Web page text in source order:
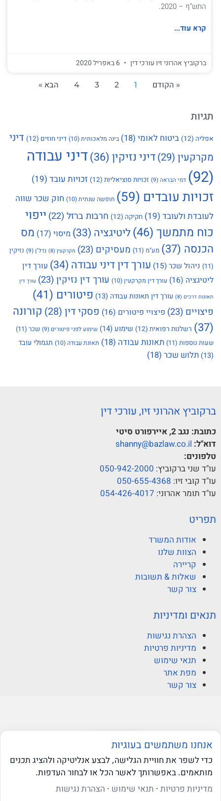
התש"ף – 2020.
קרא עוד...
ברקוביץ אהרוני זיו עורכי דין
« הקודם 1
2
3
4 הבא »
תגיות
אפליה (12) ביטוח לאומי (18) בינה מלאכותית(10) דיני חוזים (12)
דיני
מקרקעין (29) דיני נזיקין (36)
דיני עבודה
(92)
דמי הבראה(9) זכויות סוציאליות (12) זכויות עובד (19)
זכויות עובדים (59) חופשה שנתית(10)
חוק שכר שווה
לעובדת ולעובד (19) חקיקה (12) חרבות ברזל (22)
ייפוי
כוח מתמשך (46) ליטיגציה (33) מיסוי (17)
מס
הכנסה (37) מע"מ (11) מעסיקים (23) מקרקעין (8) נדל"ן(9)
נזיקין
(11)
ניהול שכר(15) עורך דין דיני עבודה (34)
עורך דין
ליטיגציה (16) עורך דין מקרקעין(10) עורך דין נזיקין(23) עורך דין
תאונות דרכים (8) עורך דין תאונות עבודה (13) פיטורים (41)
פיצויים (23) פיצויי פיטורים (16) פסקי דין (28)
קורונה
(37)
רשלנות רפואית (12) שימוע(14) שימוע לפני פיטורים (9) שכר (11)
שעות נוספות (11) תאונות עבודה (18) תאונת עבודה (10)
תגמולי עובד
(13)
תלוש שכר (18)
ברקוביץ אהרוני זיו, עורכי דין
כתובת: נגב 2, איירפורט סיטי
דוא"ל: shanny@bazlaw.co.il
טלפונים:
עו"ד שני ברקוביץ: 050-942-2000
עו"ד קובי זיו: 050-655-4368
עו"ד תומר אהרוני: 054-426-4017
תפריט
אודות המשרד
הצוות שלנו
קריירה
שאלות & תשובות
צור קשר
תנאים ומדיניות
הצהרת נגישות
מדיניות פרטיות
תנאי שימוש
מפת אתר
צור קשר
© ברקוביץ אהרוני זיו
אנחנו משתמשים בעוגיות
כדי לשפר את חוויית הגלישה, לבצע אנליטיקה ולהציג תכנים
מותאמים. באפשרותך לאשר הכל או לבחור העדפות.
מדיניות פרטיות · תנאי שימוש · הצהרת נגישות